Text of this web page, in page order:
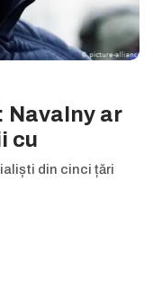
Navalny ar
cu
din cinci țări